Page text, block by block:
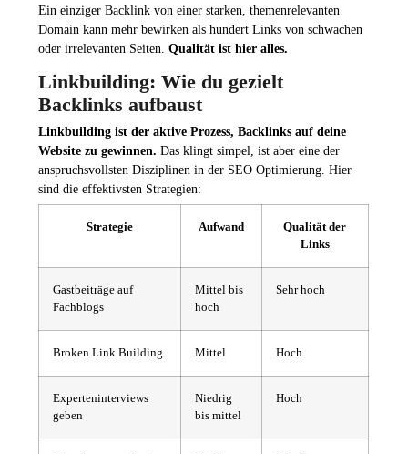
Ein einziger Backlink von einer starken, themenrelevanten
Domain kann mehr bewirken als hundert Links von schwachen
oder irrelevanten Seiten. Qualität ist hier alles.
Linkbuilding: Wie du gezielt
Backlinks aufbaust
Linkbuilding ist der aktive Prozess, Backlinks auf deine
Website zu gewinnen. Das klingt simpel, ist aber eine der
anspruchsvollsten Disziplinen in der SEO Optimierung. Hier
sind die effektivsten Strategien:
Strategie Aufwand
Qualität der
Links
Gastbeiträge auf
Fachblogs
Mittel bis
hoch
Sehr hoch
Broken Link Building Mittel Hoch
Experteninterviews
geben
Niedrig
bis mittel
Hoch